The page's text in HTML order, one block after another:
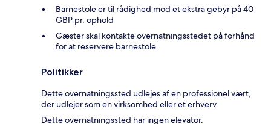
Barnestole er til rådighed mod et ekstra gebyr på 40
GBP pr. ophold
Gæster skal kontakte overnatningsstedet på forhånd
for at reservere barnestole
Politikker
Dette overnatningssted udlejes af en professionel vært,
der udlejer som en virksomhed eller et erhverv.
Dette overnatningssted har ingen elevator.